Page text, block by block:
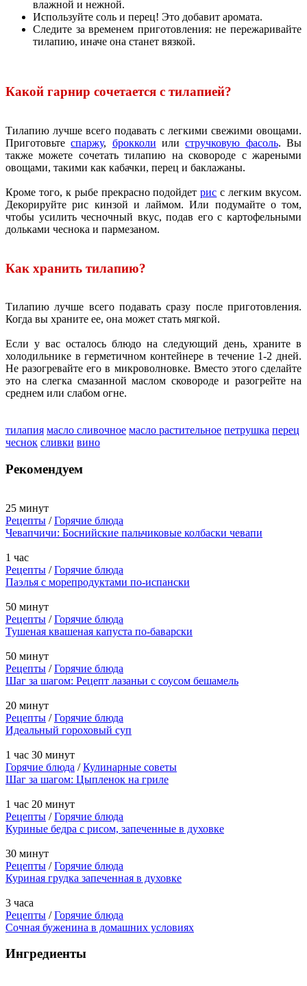
влажной и нежной.
Используйте соль и перец! Это добавит аромата.
Следите за временем приготовления: не пережаривайте
тилапию, иначе она станет вязкой.
Какой гарнир сочетается с тилапией?
Тилапию лучше всего подавать с легкими свежими овощами.
Приготовьтеспаржу, брокколи илистручковую фасоль. Вы
также можете сочетать тилапию на сковороде с жареными
овощами, такими как кабачки, перец и баклажаны.
Кроме того, к рыбе прекрасно подойдетрис с легким вкусом.
Декорируйте рис кинзой и лаймом. Или подумайте о том,
чтобы усилить чесночный вкус, подав его с картофельными
дольками чеснока и пармезаном.
Как хранить тилапию?
Тилапию лучше всего подавать сразу после приготовления.
Когда вы храните ее, она может стать мягкой.
Если у вас осталось блюдо на следующий день, храните в
холодильнике в герметичном контейнере в течение 1-2 дней.
Не разогревайте его в микроволновке. Вместо этого сделайте
это на слегка смазанной маслом сковороде и разогрейте на
среднем или слабом огне.
тилапия масло сливочное масло растительное петрушка перец
чеснок сливки вино
Рекомендуем
25 минут
Рецепты /Горячие блюда
Чевапчичи: Боснийские пальчиковые колбаски чевапи
1 час
Рецепты /Горячие блюда
Паэлья с морепродуктами по-испански
50 минут
Рецепты /Горячие блюда
Тушеная квашеная капуста по-баварски
50 минут
Рецепты /Горячие блюда
Шаг за шагом: Рецепт лазаньи с соусом бешамель
20 минут
Рецепты /Горячие блюда
Идеальный гороховый суп
1 час 30 минут
Горячие блюда /Кулинарные советы
Шаг за шагом: Цыпленок на гриле
1 час 20 минут
Рецепты /Горячие блюда
Куриные бедра с рисом, запеченные в духовке
30 минут
Рецепты /Горячие блюда
Куриная грудка запеченная в духовке
3 часа
Рецепты /Горячие блюда
Сочная буженина в домашних условиях
Ингредиенты